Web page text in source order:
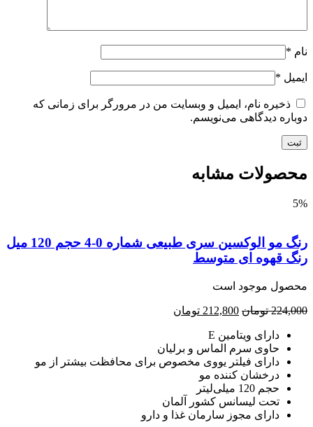
*
*
ذخیره نام، ایمیل و وبسایت من در مرورگر برای زمانی که
دیدگاهی می‌نویسم.
مشابه
رنگ مو الوکسین سری طبیعی شماره 0-4 حجم 120 میل
قهوه ای متوسط
موجود است
تومان 212,800 تومان
دارای ویتامین E
حاوی سرم الماس و برلیان
دارای فیلتر یووی مخصوص برای محافظت بیشتر از مو
درخشان کننده مو
حجم 120 میلی‌لیتر
تحت لیسانس کشور آلمان
دارای مجوز سارمان غذا و دارو